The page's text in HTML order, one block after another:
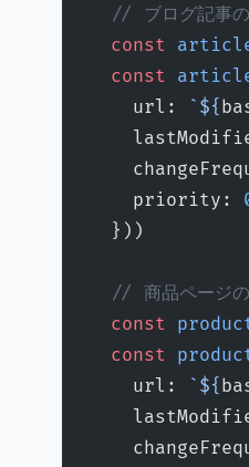
// ブログ記事
  const
  const
    url:
`${
    priority:
  }))
// 商品ページ
  const
  const
    url:
`${